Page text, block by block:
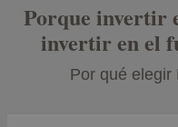
Porque invertir
invertir en el
Por qué elegir